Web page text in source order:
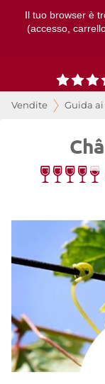
Il tuo browser è
(accesso,
Vendite Guida